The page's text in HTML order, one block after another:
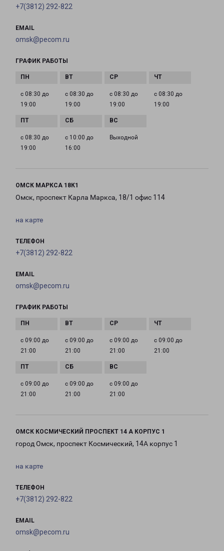
+7(3812) 292-822
EMAIL
omsk@pecom.ru
ГРАФИК РАБОТЫ
с 08:30 до
19:00
с 08:30 до
19:00
с 08:30 до
19:00
с 08:30 до
19:00
с 08:30 до
19:00
с 10:00 до
16:00
Выходной
ОМСК МАРКСА 18К1
Омск, проспект Карла Маркса, 18/1 офис 114
на карте
ТЕЛЕФОН
+7(3812) 292-822
EMAIL
omsk@pecom.ru
ГРАФИК РАБОТЫ
с 09:00 до
21:00
с 09:00 до
21:00
с 09:00 до
21:00
с 09:00 до
21:00
с 09:00 до
21:00
с 09:00 до
21:00
с 09:00 до
21:00
ОМСК КОСМИЧЕСКИЙ ПРОСПЕКТ 14 А КОРПУС 1
город Омск, проспект Космический, 14А корпус 1
на карте
ТЕЛЕФОН
+7(3812) 292-822
EMAIL
omsk@pecom.ru